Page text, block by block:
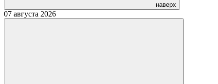
наверх
07 августа 2026